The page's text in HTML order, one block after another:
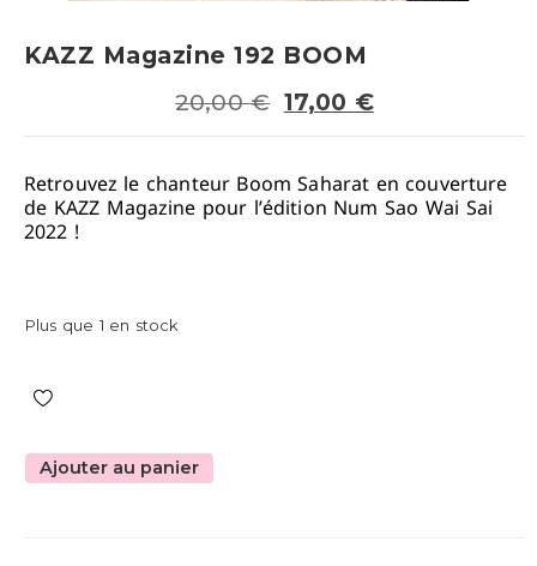
KAZZ Magazine 192 BOOM
20,00€ 17,00 €
Retrouvez le chanteur Boom Saharat en couverture
de KAZZ Magazine pour l’édition Num Sao Wai Sai
2022 !
Plus que 1 en stock
Ajouter au panier